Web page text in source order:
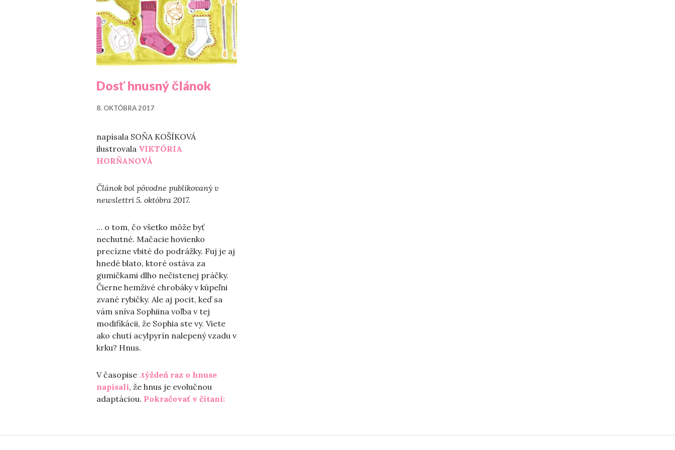
Dosť hnusný článok
8. OKTÓBRA 2017
napísala SOŇA KOŠÍKOVÁ
ilustrovala VIKTÓRIA
HORŇANOVÁ
Článok bol pôvodne publikovaný v
newslettri 5. októbra 2017.
… o tom, čo všetko môže byť
nechutné. Mačacie hovienko
precízne vbité do podrážky. Fuj je aj
hnedé blato, ktoré ostáva za
gumičkami dlho nečistenej práčky.
Čierne hemživé chrobáky v kúpeľni
zvané rybičky. Ale aj pocit, keď sa
vám sníva Sophiina voľba v tej
modifikácii, že Sophia ste vy. Viete
ako chutí acylpyrín nalepený vzadu v
krku? Hnus.
V časopise .týždeň raz o hnuse
napísali, že hnus je evolučnou
adaptáciou. Pokračovať v čítaní:„Dosť hnusný článok“